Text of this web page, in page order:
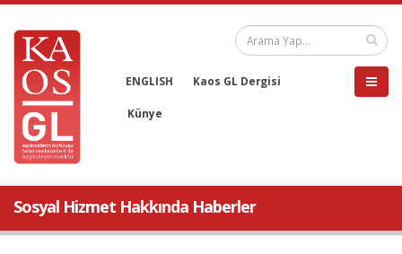
ENGLISH Kaos GL Dergisi
Künye
Sosyal Hizmet Hakkında Haberler